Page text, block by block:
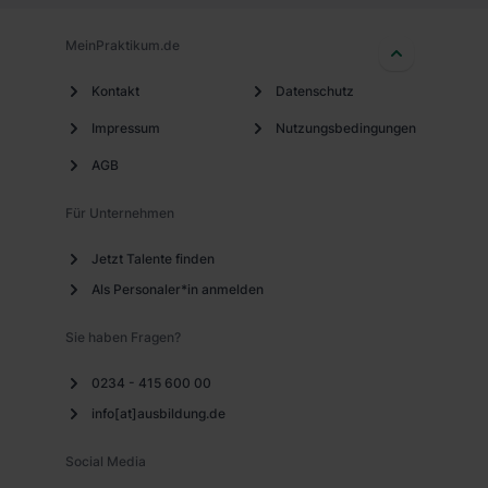
MeinPraktikum.de
Kontakt
Impressum
AGB
Datenschutz
Nutzungsbedingungen
Für Unternehmen
Jetzt Talente finden
Als Personaler*in anmelden
Sie haben Fragen?
0234 - 415 600 00
info[at]ausbildung.de
Social Media